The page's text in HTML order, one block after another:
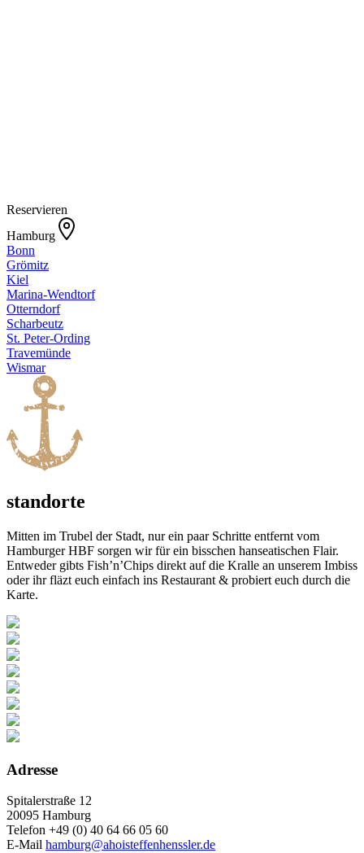
Reservieren
Hamburg
Bonn
Grömitz
Kiel
Marina-Wendtorf
Otterndorf
Scharbeutz
St. Peter-Ording
Travemünde
Wismar
standorte
Mitten im Trubel der Stadt, nur ein paar Schritte entfernt vom
Hamburger HBF sorgen wir für ein bisschen hanseatischen Flair.
Entweder gibts Fish’n’Chips direkt auf die Kralle an unserem Imbiss
oder ihr fläzt euch einfach ins Restaurant & probiert euch durch die
Karte.
Adresse
Spitalerstraße 12
20095 Hamburg
Telefon +49 (0) 40 64 66 05 60
E-Mail hamburg@ahoisteffenhenssler.de